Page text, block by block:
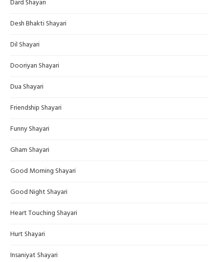
Dard Shayari
Desh Bhakti Shayari
Dil Shayari
Dooriyan Shayari
Dua Shayari
Friendship Shayari
Funny Shayari
Gham Shayari
Good Morning Shayari
Good Night Shayari
Heart Touching Shayari
Hurt Shayari
Insaniyat Shayari